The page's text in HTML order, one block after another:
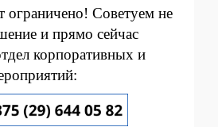
ограничено! Советуем не
и прямо сейчас
корпоративных и